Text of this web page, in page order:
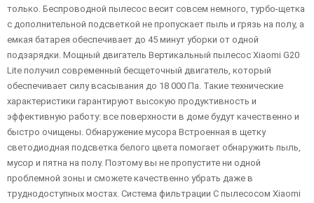
только. Беспроводной пылесос весит совсем немного, турбо-щетка
с дополнительной подсветкой не пропускает пыль и грязь на полу, а
емкая батарея обеспечивает до 45 минут уборки от одной
подзарядки. Мощный двигатель Вертикальный пылесос Xiaomi G20
Lite получил современный бесщеточный двигатель, который
обеспечивает силу всасывания до 18 000 Па. Такие технические
характеристики гарантируют высокую продуктивность и
эффективную работу: все поверхности в доме будут качественно и
быстро очищены. Обнаружение мусора Встроенная в щетку
светодиодная подсветка белого цвета помогает обнаружить пыль,
мусор и пятна на полу. Поэтому вы не пропустите ни одной
проблемной зоны и сможете качественно убрать даже в
труднодоступных мостах. Система фильтрации С пылесосом Xiaomi